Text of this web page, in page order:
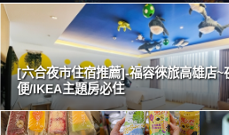
[六合夜市住宿推薦]-福容徠旅高雄店~
便/IKEA主題房必住